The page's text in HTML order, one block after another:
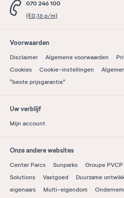
070 246 100
(€0,16 p/m)
Voorwaarden
Disclaimer Algemene voorwaarden
Cookies
Cookie-instellingen
"beste prijsgarantie"
Uw verblijf
Mijn account
Onze andere websites
Center Parcs Sunparks Groupe PVCP
Solutions
Vastgoed Duurzame
eigenaars
Multi-eigendom